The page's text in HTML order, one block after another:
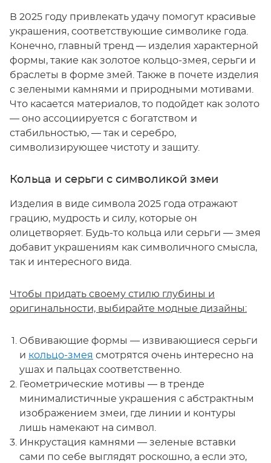
В 2025 году привлекать удачу помогут красивые
украшения, соответствующие символике года.
Конечно, главный тренд — изделия характерной
формы, такие как золотое кольцо-змея, серьги и
браслеты в форме змей. Также в почете изделия
с зелеными камнями и природными мотивами.
Что касается материалов, то подойдет как золото
— оно ассоциируется с богатством и
стабильностью, — так и серебро,
символизирующее чистоту и защиту.
Кольца и серьги с символикой змеи
Изделия в виде символа 2025 года отражают
грацию, мудрость и силу, которые он
олицетворяет. Будь-то кольца или серьги — змея
добавит украшениям как символичного смысла,
так и интересного вида.
Чтобы придать своему стилю глубины и
оригинальности, выбирайте модные дизайны:
Обвивающие формы — извивающиеся серьги
и кольцо-змея смотрятся очень интересно на
ушах и пальцах соответственно.
Геометрические мотивы — в тренде
минималистичные украшения с абстрактным
изображением змеи, где линии и контуры
лишь намекают на символ.
Инкрустация камнями — зеленые вставки
сами по себе выглядят роскошно, а если это,